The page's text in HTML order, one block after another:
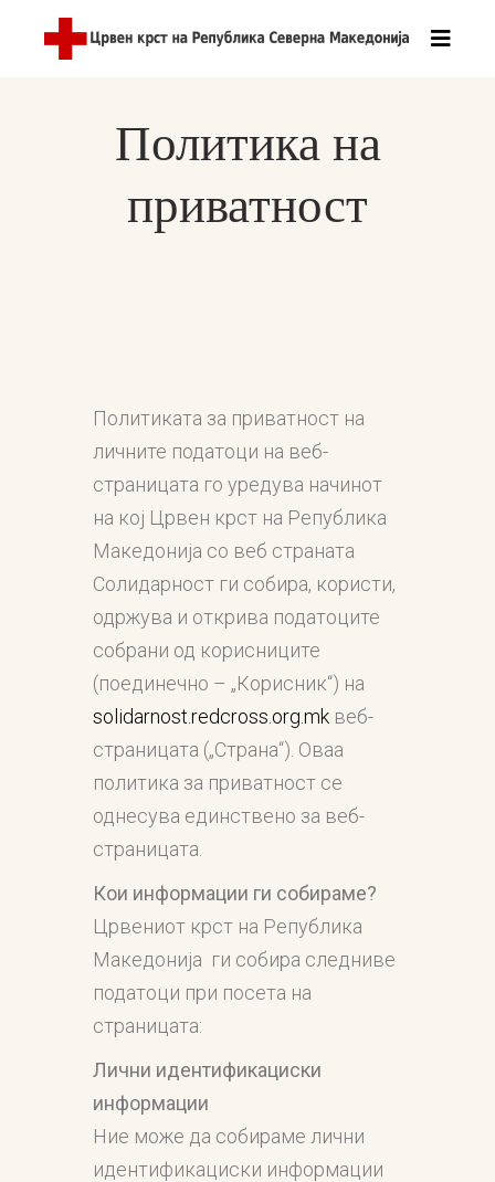
Политика на
приватност
Политиката за приватност на
личните податоци на веб-
страницата го уредува начинот
на кој Црвен крст на Република
Македонија со веб страната
Солидарност ги собира, користи,
одржува и открива податоците
собрани од корисниците
(поединечно – „Корисник“) на
solidarnost.redcross.org.mk веб-
страницата („Страна“). Оваа
политика за приватност се
однесува единствено за веб-
страницата.
Кои информации ги собираме?
Црвениот крст на Република
Македонија ги собира следниве
податоци при посета на
страницата:
Лични идентификациски
информации
Ние може да собираме лични
идентификациски информации